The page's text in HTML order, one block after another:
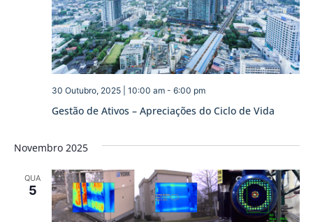
Gestão de Ativos – Apreciações do Ciclo de Vida
30 Outubro, 2025 | 10:00 am- 6:00 pm
Novembro 2025
QUA
5